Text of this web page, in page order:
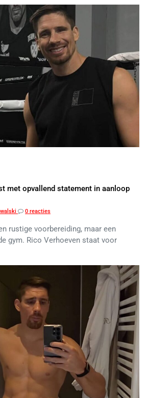
met opvallend statement in aanloop
0 reacties
rustige voorbereiding, maar een
gym. Rico Verhoeven staat voor